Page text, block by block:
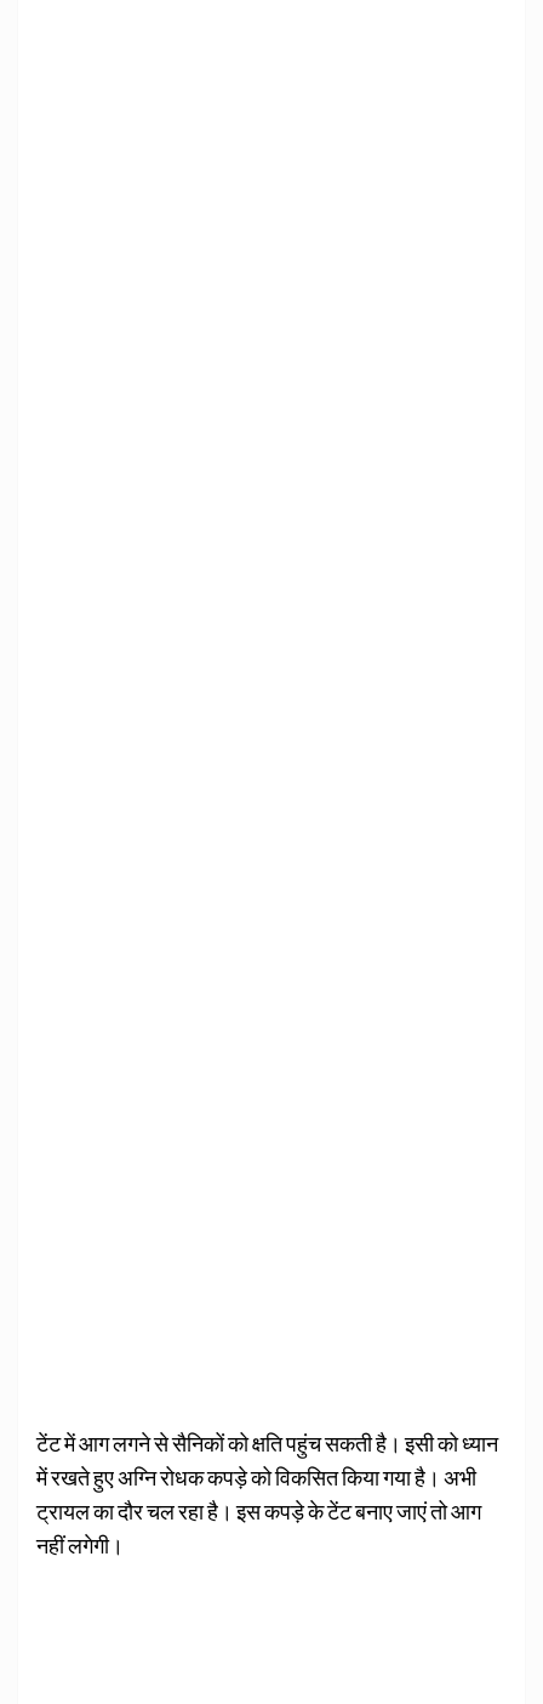
टेंट में आग लगने से सैनिकों को क्षति पहुंच सकती है। इसी को ध्यान
में रखते हुए अग्नि रोधक कपड़े को विकसित किया गया है। अभी
ट्रायल का दौर चल रहा है। इस कपड़े के टेंट बनाए जाएं तो आग
नहीं लगेगी।